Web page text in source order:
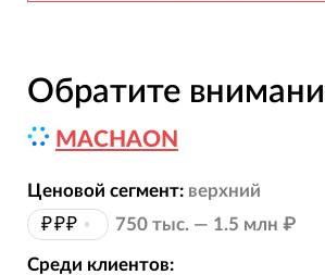
Обратите
MACHAON
Ценовой сегмент: верхний
₽₽₽ • 750 тыс. — 1.5 млн ₽
Среди клиентов: